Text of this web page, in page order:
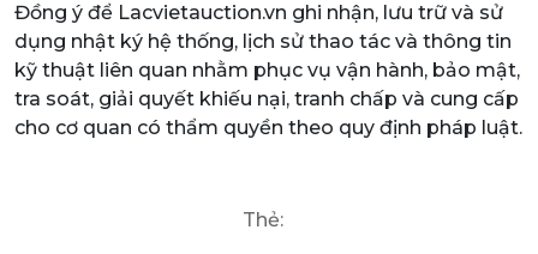
Đồng ý để Lacvietauction.vn ghi nhận, lưu trữ và sử
dụng nhật ký hệ thống, lịch sử thao tác và thông tin
kỹ thuật liên quan nhằm phục vụ vận hành, bảo mật,
tra soát, giải quyết khiếu nại, tranh chấp và cung cấp
cho cơ quan có thẩm quyền theo quy định pháp luật.
Thẻ: